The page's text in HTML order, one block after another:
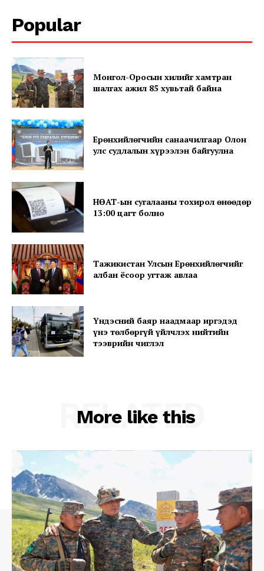
News Week
SUBSCRIBE NOW
Company
About
Popular
Монгол-Оросын хилийг хамтран
шалгах ажил 85 хувьтай байна
Ерөнхийлөгчийн санаачилгаар Олон
улс судлалын хүрээлэн байгуулна
НӨАТ-ын сугалааны тохирол өнөөдөр
13:00 цагт болно
Тажикистан Улсын Ерөнхийлөгчийг
албан ёсоор угтаж авлаа
Үндэсний баяр наадмаар иргэдэд
үнэ төлбөргүй үйлчлэх нийтийн
тээврийн чиглэл
More like this
RELATED